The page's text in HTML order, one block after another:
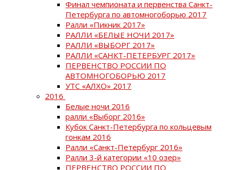
Финал чемпионата и первенства Санкт-
Петербурга по автомногоборью 2017
Ралли «Пикник 2017»
РАЛЛИ «БЕЛЫЕ НОЧИ 2017»
РАЛЛИ «ВЫБОРГ 2017»
РАЛЛИ «САНКТ-ПЕТЕРБУРГ 2017»
ПЕРВЕНСТВО РОССИИ ПО
АВТОМНОГОБОРЬЮ 2017
УТС «АЛХО» 2017
2016
Белые ночи 2016
ралли «Выборг 2016»
Кубок Санкт-Петербурга по кольцевым
гонкам 2016
Ралли «Санкт-Петербург 2016»
Ралли 3-й категории «10 озер»
ПЕРВЕНСТВО РОССИИ ПО